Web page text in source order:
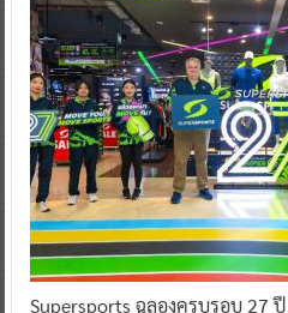
Supersports ฉลองครบรอบ 27